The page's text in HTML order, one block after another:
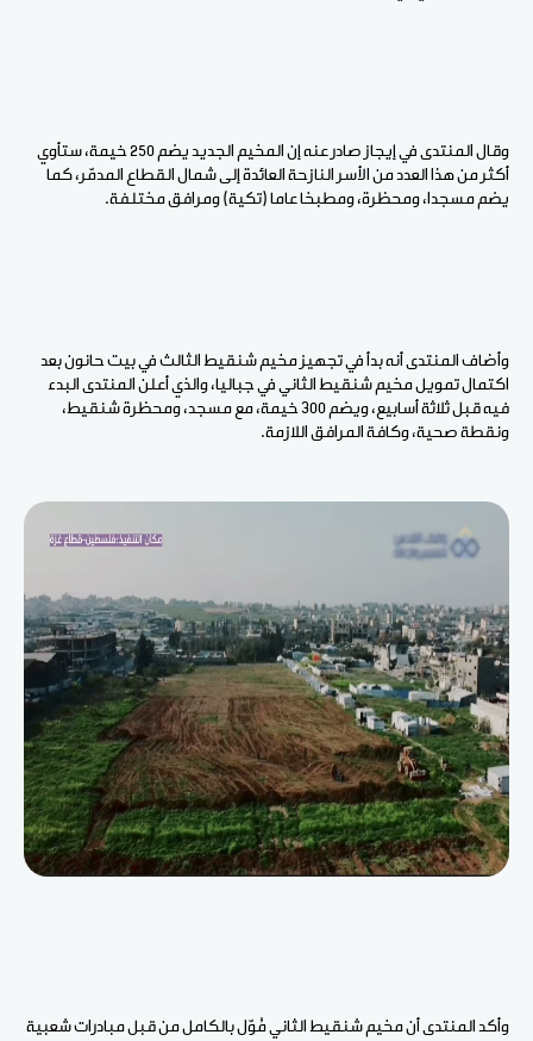
وقال المنتدى في إيجاز صادر عنه إن المخيم الجديد يضم 250 خيمة، ستأوي
أكثر من هذا العدد من الأسر النازحة العائدة إلى شمال القطاع المدمّر، كما
يضم مسجدا، ومحظرة، ومطبخا عاما (تكية) ومرافق مختلفة.
وأضاف المنتدى أنه بدأ في تجهيز مخيم شنقيط الثالث في بيت حانون بعد
اكتمال تمويل مخيم شنقيط الثاني في جباليا، والذي أعلن المنتدى البدء
فيه قبل ثلاثة أسابيع، ويضم 300 خيمة، مع مسجد، ومحظرة شنقيط،
ونقطة صحية، وكافة المرافق اللازمة.
وأكد المنتدى أن مخيم شنقيط الثاني مُوّل بالكامل من قبل مبادرات شعبية